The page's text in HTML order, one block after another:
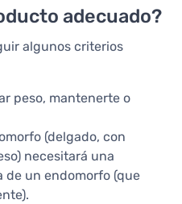
adecuado?
algunos criterios
peso, mantenerte o
(delgado, con
necesitará una
de un endomorfo (que